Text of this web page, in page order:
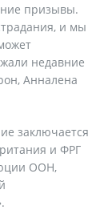
призывы.
и мы
недавние
Анналена
заключается
и ФРГ
ООН,